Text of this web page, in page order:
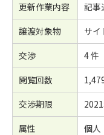
更新作業内容
記事
譲渡対象物
サイ
交渉
4 件
閲覧回数
交渉期限
属性
個人